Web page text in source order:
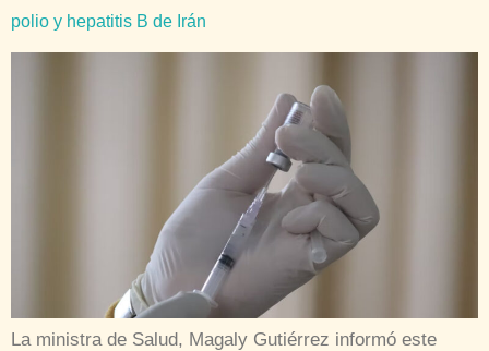
polio y hepatitis B de Irán
La ministra de Salud, Magaly Gutiérrez informó este